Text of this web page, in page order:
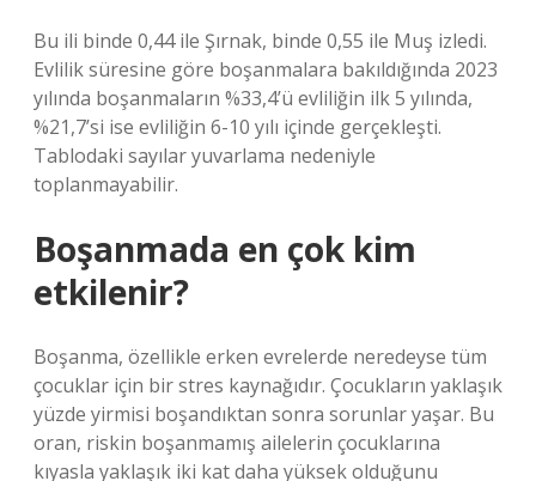
Bu ili binde 0,44 ile Şırnak, binde 0,55 ile Muş izledi.
Evlilik süresine göre boşanmalara bakıldığında 2023
yılında boşanmaların %33,4’ü evliliğin ilk 5 yılında,
%21,7’si ise evliliğin 6-10 yılı içinde gerçekleşti.
Tablodaki sayılar yuvarlama nedeniyle
toplanmayabilir.
Boşanmada en çok kim
etkilenir?
Boşanma, özellikle erken evrelerde neredeyse tüm
çocuklar için bir stres kaynağıdır. Çocukların yaklaşık
yüzde yirmisi boşandıktan sonra sorunlar yaşar. Bu
oran, riskin boşanmamış ailelerin çocuklarına
kıyasla yaklaşık iki kat daha yüksek olduğunu